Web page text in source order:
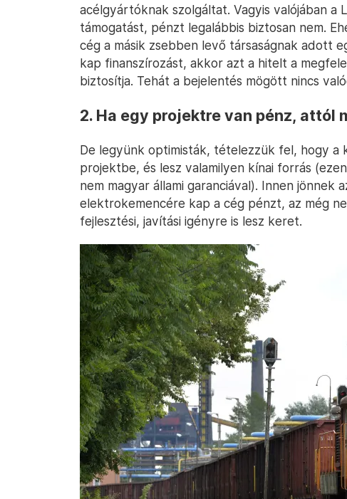
acélgyártóknak szolgáltat. Vagyis valójában a
támogatást, pénzt legalábbis biztosan nem.
cég a másik zsebben levő társaságnak adott
kap finanszírozást, akkor azt a hitelt a
biztosítja. Tehát a bejelentés mögött nincs
2. Ha egy projektre van pénz, attól
De legyünk optimisták, tételezzük fel, hogy a
projektbe, és lesz valamilyen kínai forrás
nem magyar állami garanciával). Innen jönnek
elektrokemencére kap a cég pénzt, az még
fejlesztési, javítási igényre is lesz keret.